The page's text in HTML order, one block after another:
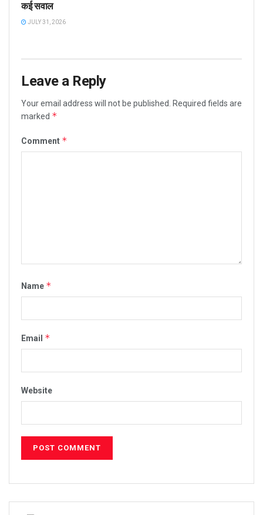
कई सवाल
JULY 31, 2026
Leave a Reply
Your email address will not be published.
Required fields are
marked *
Comment *
Name *
Email *
Website